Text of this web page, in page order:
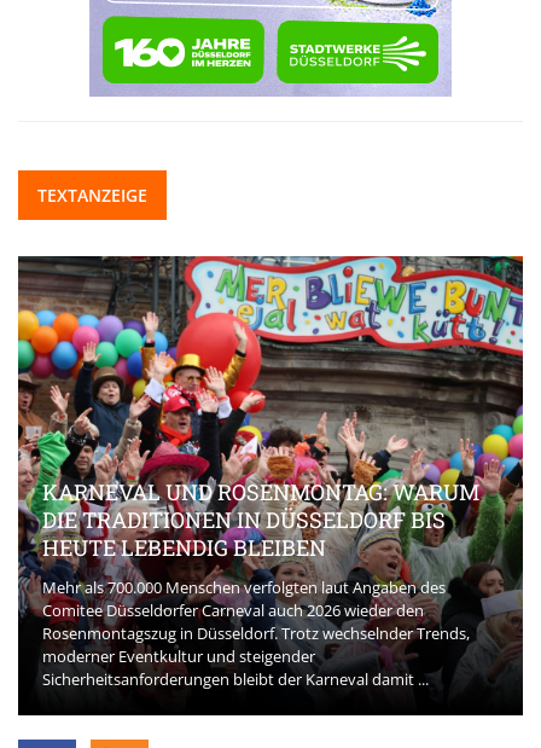
TEXTANZEIGE
KARNEVAL UND ROSENMONTAG: WARUM
DIE TRADITIONEN IN DÜSSELDORF BIS
HEUTE LEBENDIG BLEIBEN
Mehr als 700.000 Menschen verfolgten laut Angaben des
Comitee Düsseldorfer Carneval auch 2026 wieder den
Rosenmontagszug in Düsseldorf. Trotz wechselnder Trends,
moderner Eventkultur und steigender
Sicherheitsanforderungen bleibt der Karneval damit ...